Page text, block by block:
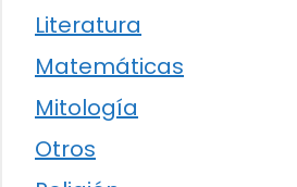
Literatura
Matemáticas
Mitología
Otros